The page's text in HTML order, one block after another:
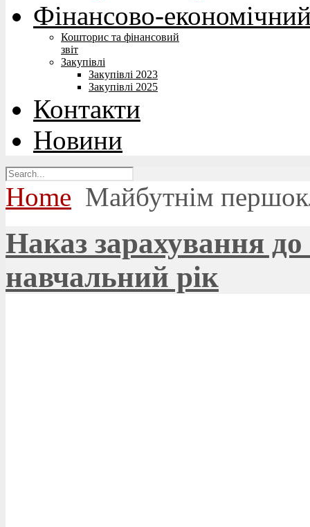
Фінансово-економічний
Кошторис та фінансовий
звіт
Закупівлі
Закупівлі 2023
Закупівлі 2025
Контакти
Новини
Home Майбутнім
Наказ зарахування
навчальний рік